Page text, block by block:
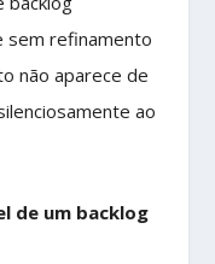
sem refinamento
não aparece de
ao
de um backlog